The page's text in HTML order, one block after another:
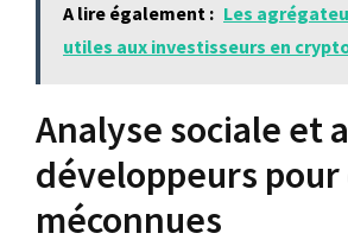
A lire également : Les
utiles aux investisseurs en
Analyse sociale et
développeurs
méconnues